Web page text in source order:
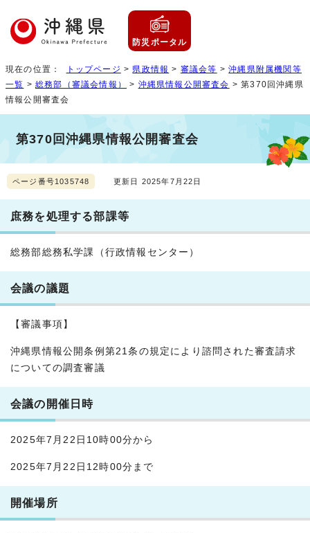
防災ポータル
現在の位置： トップページ > 県政情報 > 審議会等 >沖縄県附属機関等
一覧 >総務部（審議会情報） > 沖縄県情報公開審査会 > 第370回沖縄県
情報公開審査会
第370回沖縄県情報公開審査会
ページ番号1035748 更新日 2025年7月22日
庶務を処理する部課等
総務部総務私学課（行政情報センター）
会議の議題
【審議事項】
沖縄県情報公開条例第21条の規定により諮問された審査請求
についての調査審議
会議の開催日時
2025年7月22日10時00分から
2025年7月22日12時00分まで
開催場所